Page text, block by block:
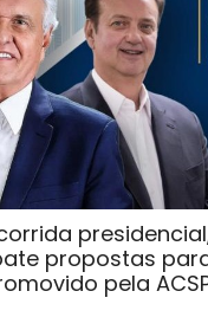
propostas
pela